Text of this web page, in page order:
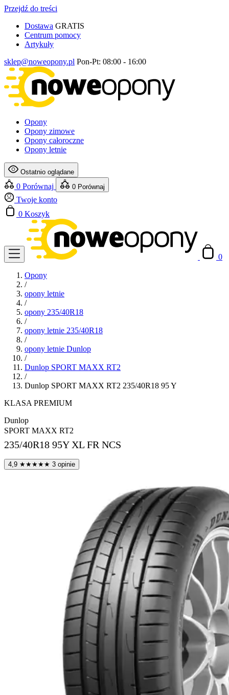
Przejdź do treści
Dostawa GRATIS
Centrum pomocy
Artykuły
sklep@noweopony.pl Pon-Pt: 08:00 - 16:00
Opony
Opony zimowe
Opony całoroczne
Opony letnie
Ostatnio oglądane
0 Porównaj 0 Porównaj
Twoje konto
0 Koszyk
0
Opony
/
opony letnie
/
opony 235/40R18
/
opony letnie 235/40R18
/
opony letnie Dunlop
/
Dunlop SPORT MAXX RT2
/
Dunlop SPORT MAXX RT2 235/40R18 95 Y
KLASA PREMIUM
Dunlop
SPORT MAXX RT2
235/40R18 95Y XL FR NCS
4,9 ★★★★★ 3 opinie